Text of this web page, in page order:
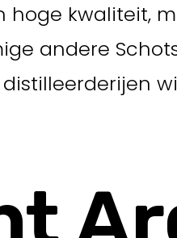
hoge kwaliteit,
andere